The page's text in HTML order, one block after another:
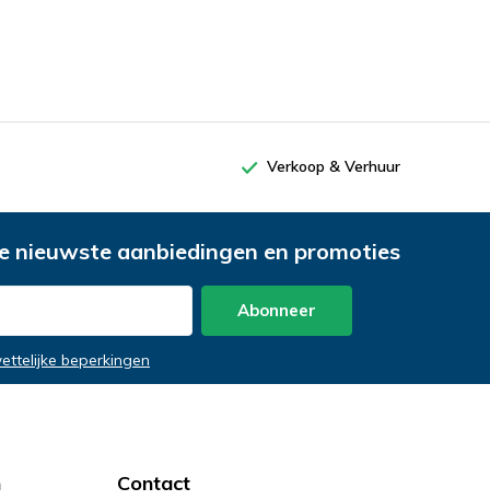
Verkoop & Verhuur
nieuwste aanbiedingen en promoties
Abonneer
beperkingen
Contact